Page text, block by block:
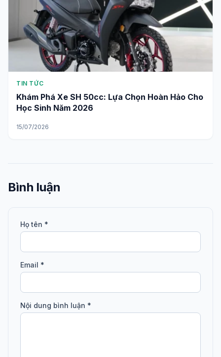
TIN TỨC
Khám Phá Xe SH 50cc: Lựa Chọn Hoàn Hảo Cho
Học Sinh Năm 2026
15/07/2026
Bình luận
Họ tên *
Email *
Nội dung bình luận *